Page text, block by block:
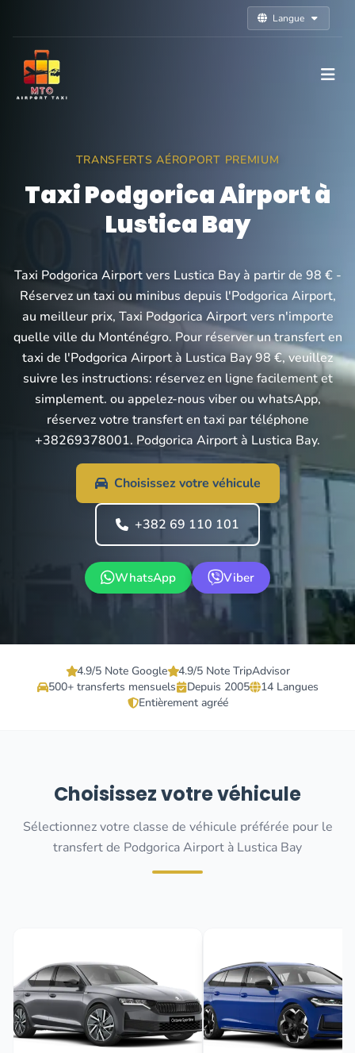
Langue
TRANSFERTS AÉROPORT PREMIUM
Taxi Podgorica Airport à
Lustica Bay
Taxi Podgorica Airport vers Lustica Bay à partir de 98 € -
Réservez un taxi ou minibus depuis l'Podgorica Airport,
au meilleur prix, Taxi Podgorica Airport vers n'importe
quelle ville du Monténégro. Pour réserver un transfert en
taxi de l'Podgorica Airport à Lustica Bay 98 €, veuillez
suivre les instructions: réservez en ligne facilement et
simplement. ou appelez-nous viber ou whatsApp,
réservez votre transfert en taxi par téléphone
+38269378001. Podgorica Airport à Lustica Bay.
Choisissez votre véhicule
+382 69 110 101
WhatsApp Viber
4.9/5 Note Google
4.9/5 Note TripAdvisor
500+ transferts mensuels
Depuis 2005
14 Langues
Entièrement agréé
Choisissez votre véhicule
Sélectionnez votre classe de véhicule préférée pour le
transfert de Podgorica Airport à Lustica Bay